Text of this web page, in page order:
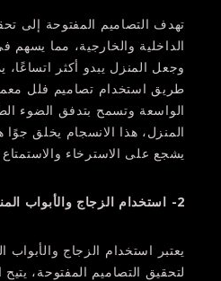
تهدف التصاميم المفتوحة إلى
الداخلية والخارجية، مما يسهم
وجعل المنزل يبدو أكثر
طريق استخدام تصاميم فلل
الواسعة وتسمح بتدفق الضوء
المنزل، هذا الانسجام يخلق جوًا
يشجع على الاسترخاء والاستمتاع
2- استخدام الزجاج والأبواب المنزلقة:
يعتبر استخدام الزجاج والأبواب
لتحقيق التصاميم المفتوحة، يتيح